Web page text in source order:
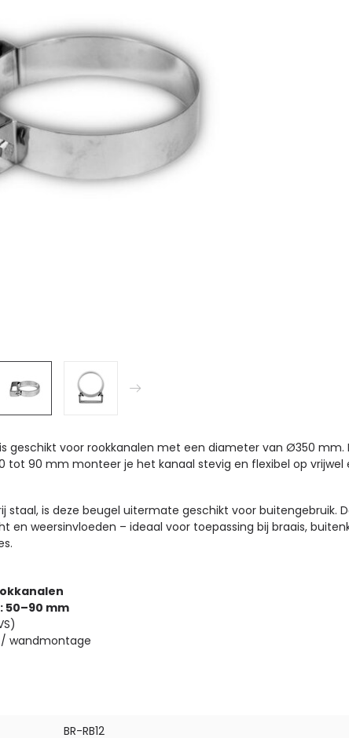
geschikt voor rookkanalen met een diameter van Ø350 mm.
tot 90 mm monteer je het kanaal stevig en flexibel op vrijwel
staal, is deze beugel uitermate geschikt voor buitengebruik.
en weersinvloeden – ideaal voor toepassing bij braais,
mm
wandmontage
BR-RB12